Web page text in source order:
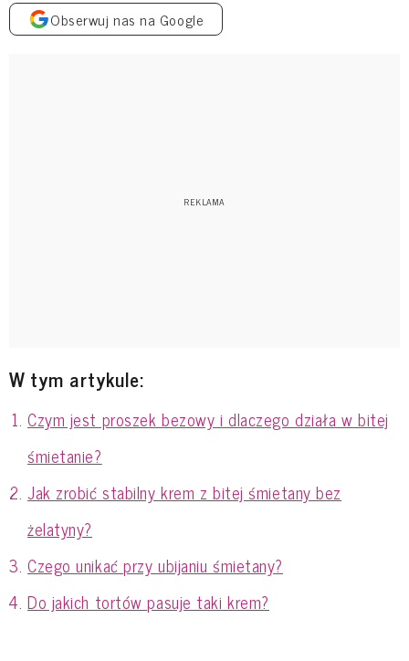
Obserwuj nas na Google
W tym artykule:
Czym jest proszek bezowy i dlaczego działa w bitej
śmietanie?
Jak zrobić stabilny krem z bitej śmietany bez
żelatyny?
Czego unikać przy ubijaniu śmietany?
Do jakich tortów pasuje taki krem?